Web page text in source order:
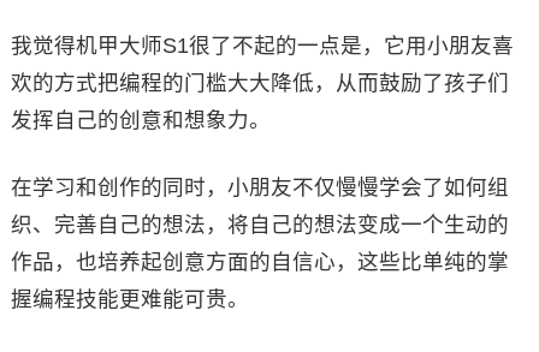
我觉得机甲大师S1很了不起的一点是，它用小朋友喜
欢的方式把编程的门槛大大降低，从而鼓励了孩子们
发挥自己的创意和想象力。
在学习和创作的同时，小朋友不仅慢慢学会了如何组
织、完善自己的想法，将自己的想法变成一个生动的
作品，也培养起创意方面的自信心，这些比单纯的掌
握编程技能更难能可贵。